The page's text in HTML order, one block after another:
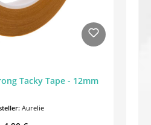
Tacky Tape - 12mm
Aurelie